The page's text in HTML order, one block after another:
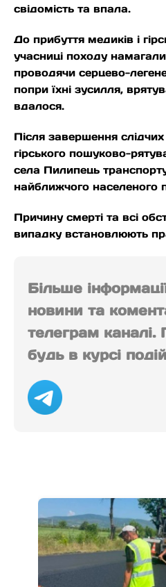
свідомість та впала.
До прибуття медиків і
учасниці походу
проводячи серцево-
попри їхні зусилля,
вдалося.
Після завершення
гірського пошуково-
села Пилипець
найближчого населеного
Причину смерті та всі
випадку встановлюють
Більше
новини та
телеграм каналі.
будь в курсі